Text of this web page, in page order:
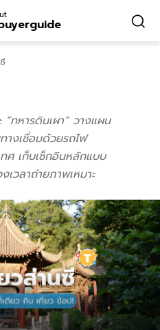
ทหารดินเผา” วางแผน
างเชื่อมด้วยรถไฟ
ศ เก็บเช็กอินหลักแบบ
วลาถ่ายภาพเหมาะ